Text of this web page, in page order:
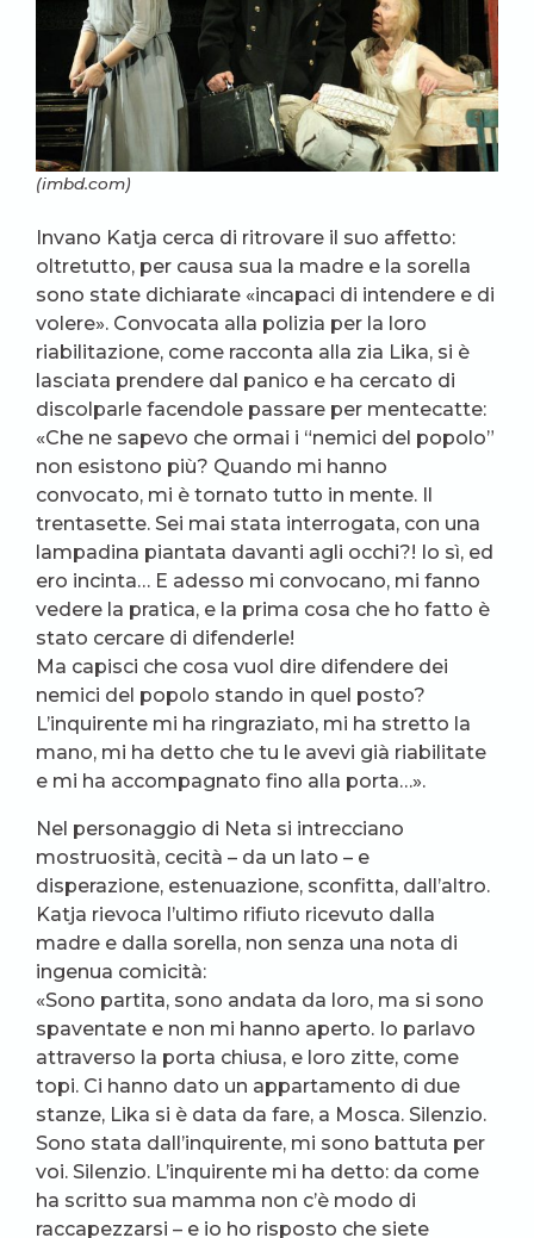
(imbd.com)
Invano Katja cerca di ritrovare il suo affetto:
oltretutto, per causa sua la madre e la sorella
sono state dichiarate «incapaci di intendere e di
volere». Convocata alla polizia per la loro
riabilitazione, come racconta alla zia Lika, si è
lasciata prendere dal panico e ha cercato di
discolparle facendole passare per mentecatte:
«Che ne sapevo che ormai i “nemici del popolo”
non esistono più? Quando mi hanno
convocato, mi è tornato tutto in mente. Il
trentasette. Sei mai stata interrogata, con una
lampadina piantata davanti agli occhi?! Io sì, ed
ero incinta… E adesso mi convocano, mi fanno
vedere la pratica, e la prima cosa che ho fatto è
stato cercare di difenderle!
Ma capisci che cosa vuol dire difendere dei
nemici del popolo stando in quel posto?
L’inquirente mi ha ringraziato, mi ha stretto la
mano, mi ha detto che tu le avevi già riabilitate
e mi ha accompagnato fino alla porta…».
Nel personaggio di Neta si intrecciano
mostruosità, cecità – da un lato – e
disperazione, estenuazione, sconfitta, dall’altro.
Katja rievoca l’ultimo rifiuto ricevuto dalla
madre e dalla sorella, non senza una nota di
ingenua comicità:
«Sono partita, sono andata da loro, ma si sono
spaventate e non mi hanno aperto. Io parlavo
attraverso la porta chiusa, e loro zitte, come
topi. Ci hanno dato un appartamento di due
stanze, Lika si è data da fare, a Mosca. Silenzio.
Sono stata dall’inquirente, mi sono battuta per
voi. Silenzio. L’inquirente mi ha detto: da come
ha scritto sua mamma non c’è modo di
raccapezzarsi – e io ho risposto che siete